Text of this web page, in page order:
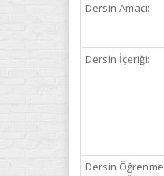
Dersin Amacı:
Dersin İçeriği:
Dersin Öğrenme